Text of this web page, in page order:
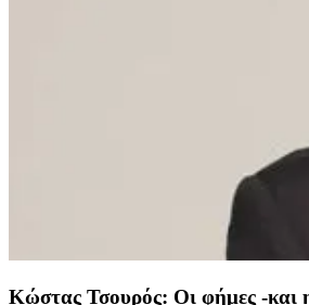
Κώστας Τσουρός: Οι φήμες -και